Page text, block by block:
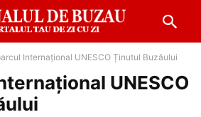
Internațional UNESCO Ținutul Buzăului
UNESCO